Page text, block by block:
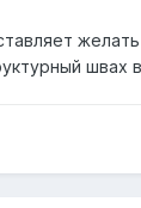
швах